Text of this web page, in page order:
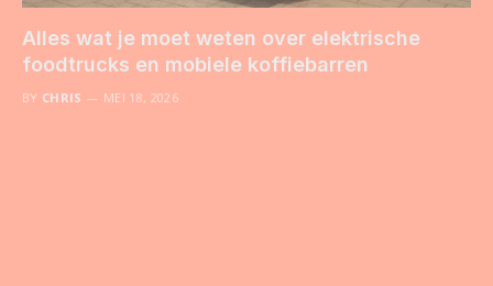
Alles wat je moet weten over elektrische
foodtrucks en mobiele koffiebarren
BY CHRIS MEI 18, 2026